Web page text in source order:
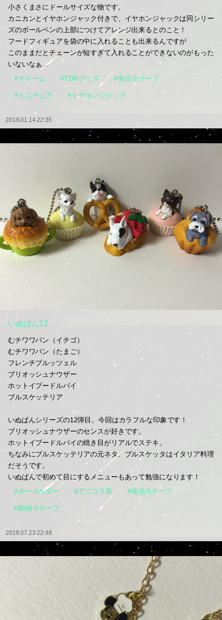
小さくまさにドールサイズな物です。
カニカンとイヤホンジャック付きで、イヤホンジャックは同シリー
ズのボールペンの上部につけてアレンジ出来るとのこと！
フードフィギュアを袋の中に入れることも出来るんですが
このままだとチェーンが短すぎて入れることができないのがもった
いないなぁ…
#チャーム
#TDRグッズ #食品モチーフ
#ミニチュア #イヤホンジャック
2018.01.14 22:35
いぬぱん12
むチワワパン（イチゴ）
むチワワパン（たまご）
フレンチブルッツェル
ブリオッシュナウザー
ホットイプードルパイ
ブルスケッテリア
いぬぱんシリーズの12弾目。今回はカラフルな印象です！
ブリオッシュナウザーのセンスが好きです。
ホットイプードルパイの焼き目がリアルでステキ。
ちなみにブルスケッテリアの元ネタ、ブルスケッタはイタリア料理
だそうです。
いぬぱんで初めて目にするメニューもあって勉強になります！
#キーホルダー
#アニコラ系 #食品モチーフ
#動物モチーフ
2016.07.23 22:48